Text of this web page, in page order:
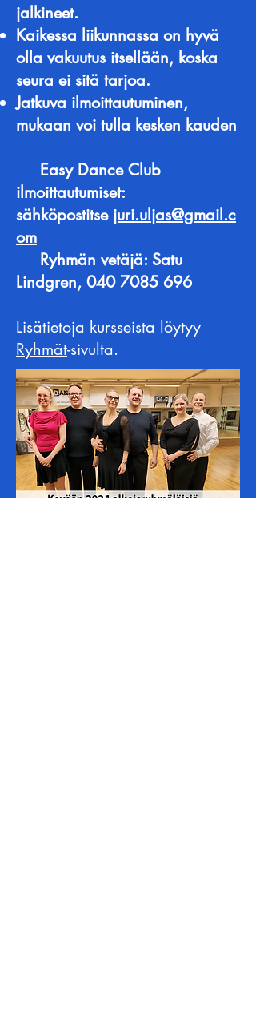
jalkineet.
Kaikessa liikunnassa on hyvä
olla vakuutus itsellään, koska
seura ei sitä tarjoa.
Jatkuva ilmoittautuminen,
mukaan voi tulla kesken kauden
Easy Dance Club
ilmoittautumiset:
sähköpostitse juri.uljas@gmail.c
om
Ryhmän vetäjä: Satu
Lindgren, 040 7085 696
Lisätietoja kursseista löytyy
Ryhmät-sivulta.